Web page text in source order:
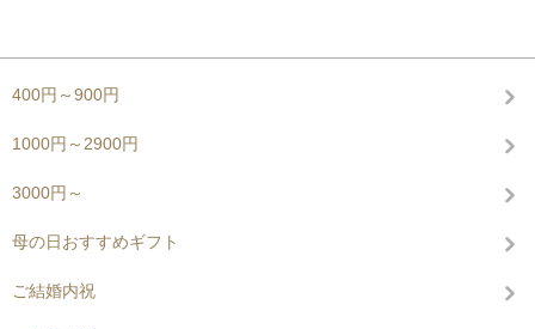
400円～900円
1000円～2900円
3000円～
母の日おすすめギフト
ご結婚内祝